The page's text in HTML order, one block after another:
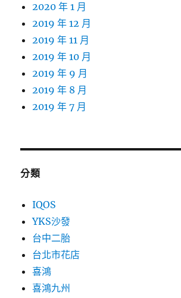
2020 年 1 月
2019 年 12 月
2019 年 11 月
2019 年 10 月
2019 年 9 月
2019 年 8 月
2019 年 7 月
分類
IQOS
YKS沙發
台中二胎
台北市花店
喜鴻
喜鴻九州